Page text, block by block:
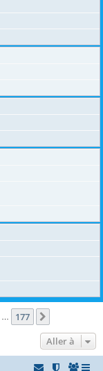
177
Aller à